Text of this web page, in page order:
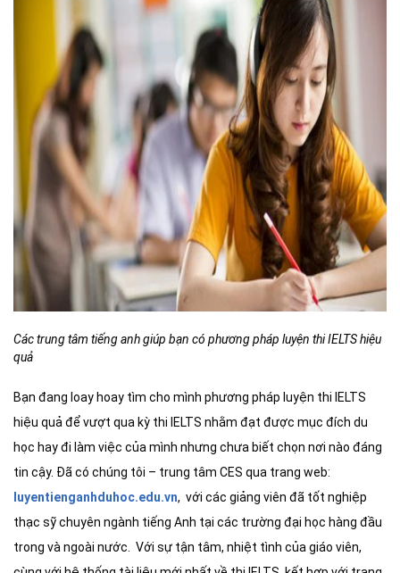
Các trung tâm tiếng anh giúp bạn có phương pháp luyện thi IELTS hiệu
quả
Bạn đang loay hoay tìm cho mình phương pháp luyện thi IELTS
hiệu quả để vượt qua kỳ thi IELTS nhằm đạt được mục đích du
học hay đi làm việc của mình nhưng chưa biết chọn nơi nào đáng
tin cậy. Đã có chúng tôi – trung tâm CES qua trang web:
luyentienganhduhoc.edu.vn, với các giảng viên đã tốt nghiệp
thạc sỹ chuyên ngành tiếng Anh tại các trường đại học hàng đầu
trong và ngoài nước. Với sự tận tâm, nhiệt tình của giáo viên,